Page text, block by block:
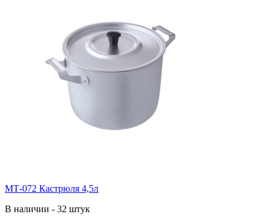
МТ-072 Кастрюля 4,5л
В наличии - 32 штук